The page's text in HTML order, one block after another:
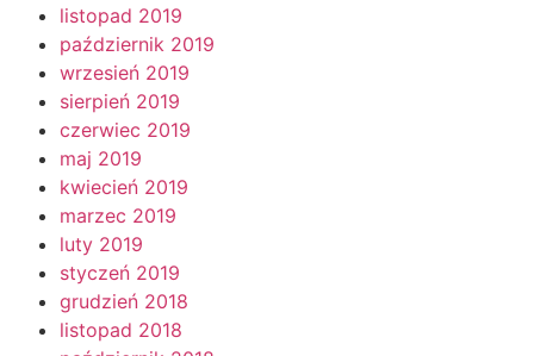
listopad 2019
październik 2019
wrzesień 2019
sierpień 2019
czerwiec 2019
maj 2019
kwiecień 2019
marzec 2019
luty 2019
styczeń 2019
grudzień 2018
listopad 2018